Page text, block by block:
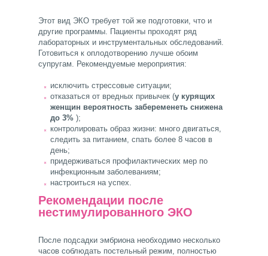
Этот вид ЭКО требует той же подготовки, что и
другие программы. Пациенты проходят ряд
лабораторных и инструментальных обследований.
Готовиться к оплодотворению лучше обоим
супругам. Рекомендуемые мероприятия:
исключить стрессовые ситуации;
отказаться от вредных привычек (у курящих
женщин вероятность забеременеть снижена
до 3% );
контролировать образ жизни: много двигаться,
следить за питанием, спать более 8 часов в
день;
придерживаться профилактических мер по
инфекционным заболеваниям;
настроиться на успех.
Рекомендации после
нестимулированного ЭКО
После подсадки эмбриона необходимо несколько
часов соблюдать постельный режим, полностью